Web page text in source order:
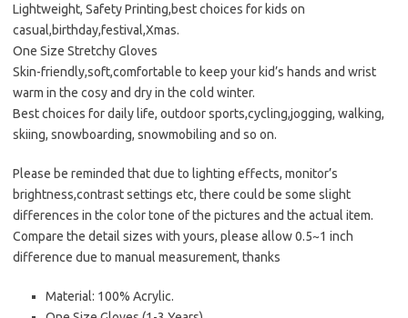
Lightweight, Safety Printing,best choices for kids on
casual,birthday,festival,Xmas.
One Size Stretchy Gloves
Skin-friendly,soft,comfortable to keep your kid’s hands and wrist
warm in the cosy and dry in the cold winter.
Best choices for daily life, outdoor sports,cycling,jogging, walking,
skiing, snowboarding, snowmobiling and so on.
Please be reminded that due to lighting effects, monitor’s
brightness,contrast settings etc, there could be some slight
differences in the color tone of the pictures and the actual item.
Compare the detail sizes with yours, please allow 0.5~1 inch
difference due to manual measurement, thanks
Material: 100% Acrylic.